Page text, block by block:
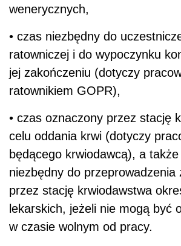
wenerycznych,
• czas niezbędny do
ratowniczej i do wypoczynku
jej zakończeniu (dotyczy
ratownikiem GOPR),
• czas oznaczony przez stację
celu oddania krwi (dotyczy
będącego krwiodawcą), a
niezbędny do przeprowadzenia
przez stację krwiodawstwa
lekarskich, jeżeli nie mogą być
w czasie wolnym od pracy.